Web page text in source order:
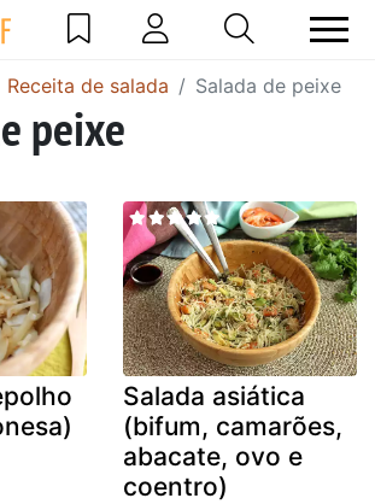
Receita de salada Salada de peixe
peixe
Salada asiática
(bifum, camarões,
abacate, ovo e
coentro)